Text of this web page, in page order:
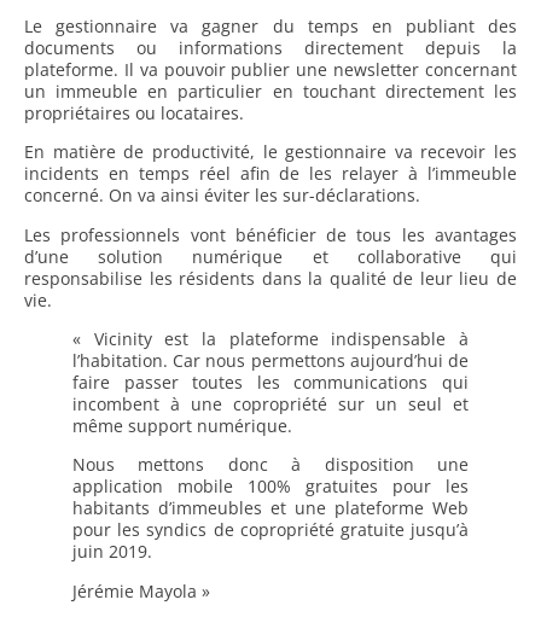
Le gestionnaire va gagner du temps en publiant des
documents ou informations directement depuis la
plateforme. Il va pouvoir publier une newsletter concernant
un immeuble en particulier en touchant directement les
propriétaires ou locataires.
En matière de productivité, le gestionnaire va recevoir les
incidents en temps réel afin de les relayer à l’immeuble
concerné. On va ainsi éviter les sur-déclarations.
Les professionnels vont bénéficier de tous les avantages
d’une solution numérique et collaborative qui
responsabilise les résidents dans la qualité de leur lieu de
vie.
« Vicinity est la plateforme indispensable à
l’habitation. Car nous permettons aujourd’hui de
faire passer toutes les communications qui
incombent à une copropriété sur un seul et
même support numérique.
Nous mettons donc à disposition une
application mobile 100% gratuites pour les
habitants d’immeubles et une plateforme Web
pour les syndics de copropriété gratuite jusqu’à
juin 2019.
Jérémie Mayola »